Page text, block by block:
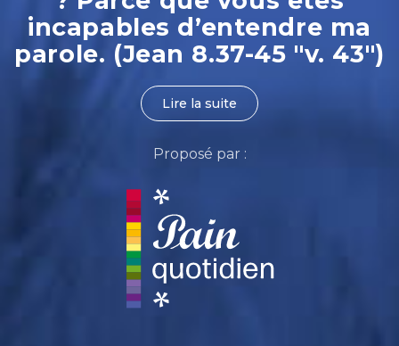
incapables d’entendre ma
parole. (Jean 8.37-45 "v. 43")
Lire la suite
Proposé par :